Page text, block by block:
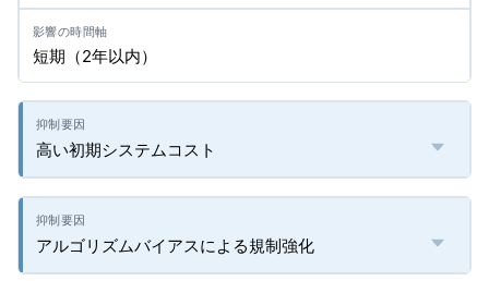
短期（2年以内）
高い初期システムコスト
アルゴリズムバイアスによる規制強化